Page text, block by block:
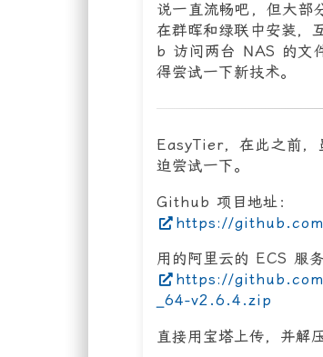
说一直流畅吧，但大部
在群晖和绿联中安装
b 访问两台 NAS 的文
得尝试一下新技术。
EasyTier，在此之前，
迫尝试一下。
Github 项目地址：
https://
用的阿里云的 ECS 服
https://
_64-v2.6.4.zip
直接用宝塔上传，并解压